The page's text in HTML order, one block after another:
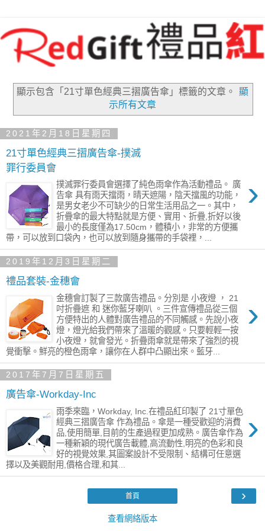
顯示包含「21寸單色經典三摺廣告傘」 標籤的文章。
顯
示所有文章
2021年2月18日星期四
21寸單色經典三摺廣告傘-撲滅
罪行委員會
›
撲滅罪行委員會選擇了純色雨傘作為活動禮品。 廣
告傘 具有雨天擋雨，晴天遮陽，陰天擋風的功能，
是男女老少不可缺少的日常生活用品之一。其中，
折疊傘的最大特點就是方便、實用、折疊,折好以後
最小的長度僅為17.50cm，體積小，非常的方便攜
帶，可以放到口袋內，也可以放到隨身攜帶的手袋裡，...
2019年12月3日星期二
禮品套裝-金穗會
›
金穗會訂製了三款廣告禮品。分別是 小夜燈 ， 21
吋折疊遮 和 迷你藍牙喇叭 。三件宣傳禮品從三個
方便特出的人體對廣告禮品的不同觸感。先說小夜
燈，燈光給我們帶來了溫暖的觀感。只要輕輕一按
小夜燈，就會發光。折疊雨傘就是帶來了強烈的視
覺衝擊。鮮亮的橙色雨傘，讓你在人群中凸顯出來。藍牙...
2017年7月7日星期五
廣告傘-Workday-Inc
›
雨季來臨，Workday, Inc.在禮品紅印製了 21寸單色
經典三摺廣告傘 作為禮品。傘是一種受歡迎的消費
品,使用簡單,目前的生產過程更加成熟。廣告傘作為
一種新穎的現代廣告載體,高流動性,明亮的色彩和良
好的視覺效果,其圖案設計不受限制、結構可任意選
擇以及美觀耐用,價格合理,和其...
›
首頁
查看網絡版本